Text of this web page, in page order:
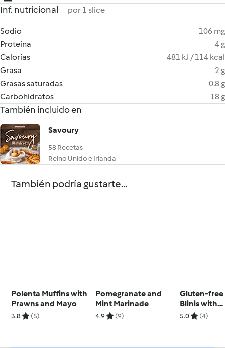
Inf. nutricional por 1 slice
Sodio
106 mg
Proteína
4 g
Calorías
481 kJ / 114 kcal
Grasa
2 g
Grasas saturadas
0.8 g
Carbohidratos
18 g
También incluido en
Savoury
58 Recetas
Reino Unido e Irlanda
También podría gustarte...
Polenta Muffins with
Prawns and Mayo
3.8 (5)
Pomegranate and
Mint Marinade
4.9 (9)
Gluten-
Blinis with
5.0 (4)